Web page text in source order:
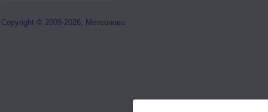
Copyright © 2009-2026, Метеонова